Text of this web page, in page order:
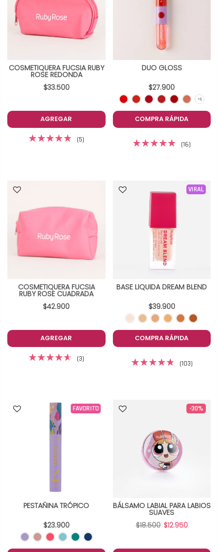
COSMETIQUERA FUCSIA RUBY
ROSE REDONDA
$33.500
AGREGAR
(5)
DUO GLOSS
$27.900
COMPRA RÁPIDA
(16)
COSMETIQUERA FUCSIA
RUBY ROSE CUADRADA
$42.900
AGREGAR
(3)
VIRAL
BASE LIQUIDA DREAM BLEND
$39.900
COMPRA RÁPIDA
(103)
FAVORITO
PESTAÑINA TRÓPICO
$23.900
-30%
BÁLSAMO LABIAL PARA LABIOS
SUAVES
$18.500 $12.950